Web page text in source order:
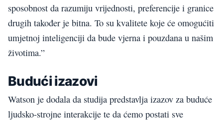
sposobnost da razumiju vrijednosti, preferencije i granice
drugih također je bitna. To su kvalitete koje će omogućiti
umjetnoj inteligenciji da bude vjerna i pouzdana u našim
životima.”
Budući izazovi
Watson je dodala da studija predstavlja izazov za buduće
ljudsko-strojne interakcije te da ćemo postati sve